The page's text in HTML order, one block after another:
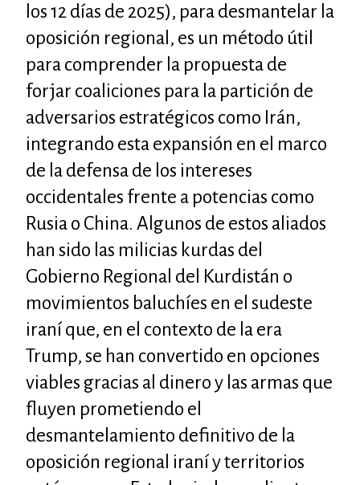
los 12 días de 2025), para desmantelar la
oposición regional, es un método útil
para comprender la propuesta de
forjar coaliciones para la partición de
adversarios estratégicos como Irán,
integrando esta expansión en el marco
de la defensa de los intereses
occidentales frente a potencias como
Rusia o China. Algunos de estos aliados
han sido las milicias kurdas del
Gobierno Regional del Kurdistán o
movimientos baluchíes en el sudeste
iraní que, en el contexto de la era
Trump, se han convertido en opciones
viables gracias al dinero y las armas que
fluyen prometiendo el
desmantelamiento definitivo de la
oposición regional iraní y territorios